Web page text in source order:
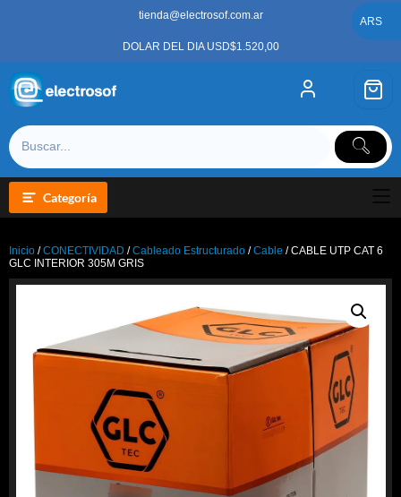
tienda@electrosof.com.ar
DOLAR DEL DIA USD$1.520,00
Categoría
Inicio /CONECTIVIDAD /Cableado Estructurado /Cable / CABLE UTP CAT 6
GLC INTERIOR 305M GRIS
ARS